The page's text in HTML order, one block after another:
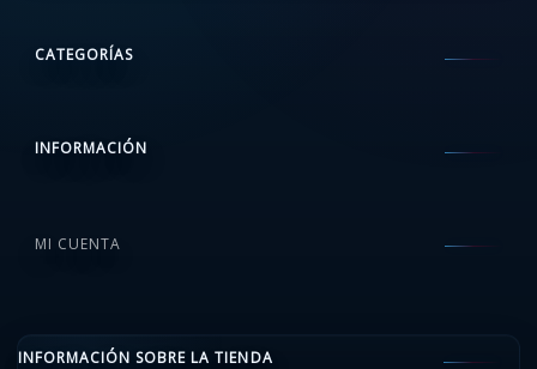
CATEGORÍAS
INFORMACIÓN
MI CUENTA
INFORMACIÓN SOBRE LA TIENDA